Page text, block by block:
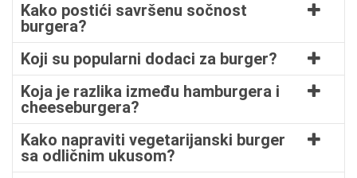
Kako postići savršenu sočnost
burgera?
Koji su popularni dodaci za burger?
Koja je razlika između hamburgera i
cheeseburgera?
Kako napraviti vegetarijanski burger
sa odličnim ukusom?